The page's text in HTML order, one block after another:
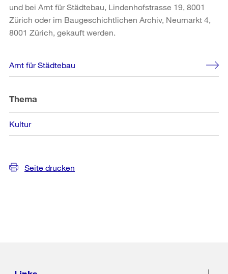
und bei Amt für Städtebau, Lindenhofstrasse 19, 8001
Zürich oder im Baugeschichtlichen Archiv, Neumarkt 4,
8001 Zürich, gekauft werden.
Weitere
Informationen
Amt für Städtebau
Thema
Kultur
Seite drucken